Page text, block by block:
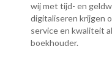
wij met tijd- en
digitaliseren krijgen
service en kwaliteit
boekhouder.